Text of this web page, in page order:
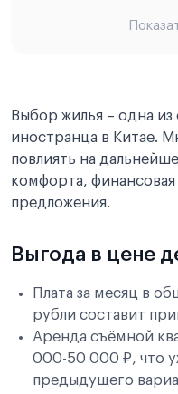
Вариант
Выбор жилья – одна
иностранца в Китае.
повлиять на
комфорта,
предложения.
Выгода в цене
Плата за месяц в
рубли составит
Аренда съёмной
000-50 000 ₽, что
предыдущего